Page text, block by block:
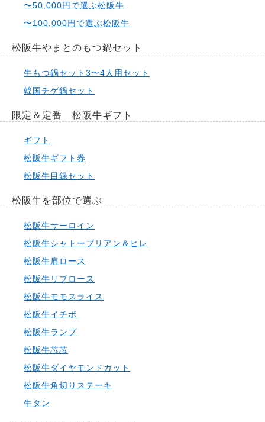
〜50,000円で選ぶ松阪牛
〜100,000円で選ぶ松阪牛
松阪牛やまとのもつ鍋セット
牛もつ鍋セット3〜4人用セット
韓国チゲ鍋セット
限定＆定番 松阪牛ギフト
ギフト
松阪牛ギフト券
松阪牛目録セット
松阪牛を部位で選ぶ
松阪牛サーロイン
松阪牛シャトーブリアン＆ヒレ
松阪牛肩ロース
松阪牛リブロース
松阪牛モモスライス
松阪牛イチボ
松阪牛ランプ
松阪牛芯芯
松阪牛ダイヤモンドカット
松阪牛角切りステーキ
牛タン